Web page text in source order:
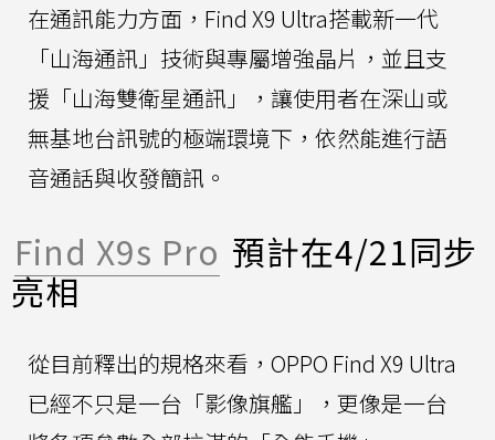
在通訊能力方面，Find X9 Ultra搭載新一代
「山海通訊」技術與專屬增強晶片，並且支
援「山海雙衛星通訊」，讓使用者在深山或
無基地台訊號的極端環境下，依然能進行語
音通話與收發簡訊。
Find X9s Pro 預計在4/21同步
亮相
從目前釋出的規格來看，OPPO Find X9 Ultra
已經不只是一台「影像旗艦」，更像是一台